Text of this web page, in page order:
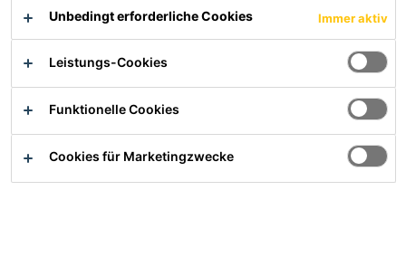
Anwendungsbereiche
Unbedingt erforderliche Cookies Immer aktiv
Leistungs-Cookies
Funktionelle Cookies
Cookies für Marketingzwecke